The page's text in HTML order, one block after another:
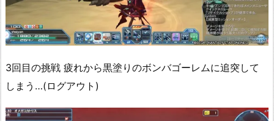
3回目の挑戦 疲れから黒塗りのボンバゴーレムに追突して
しまう…(ログアウト)